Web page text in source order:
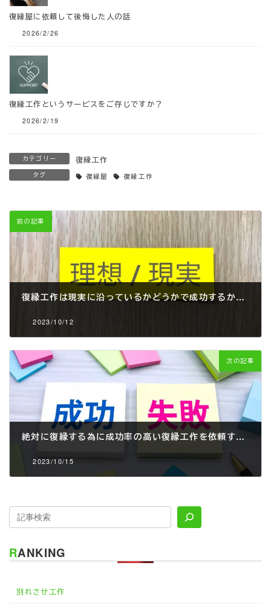
復縁屋に依頼して後悔した人の話
2026/2/26
復縁工作というサービスをご存じですか？
2026/2/19
カテゴリー 復縁工作
タグ 復縁屋 復縁工作
前の記事
復縁工作は現実に沿っているかどうかで成功するかどうかが分かれる
2023/10/12
次の記事
絶対に復縁する為に成功率の高い復縁工作を依頼する方法
2023/10/15
RANKING
別れさせ工作